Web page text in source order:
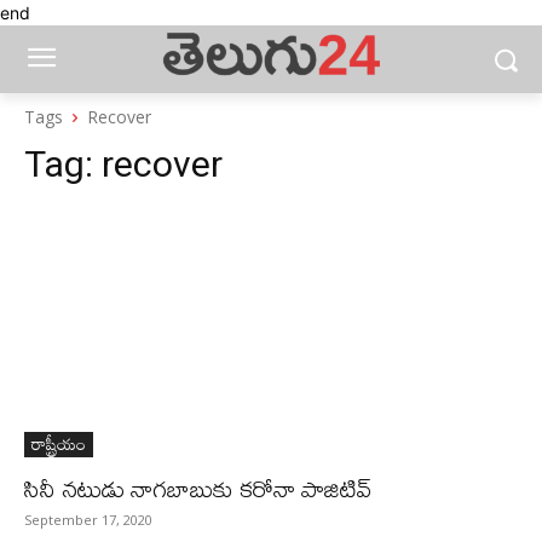
end
Tags Recover
Tag: recover
రాష్ట్రీయం
సినీ నటుడు నాగబాబుకు కరోనా పాజిటివ్‌
September 17, 2020